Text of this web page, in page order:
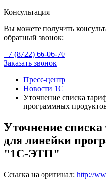
Консультация
Вы можете получить
обратный звонок:
+7 (8722) 66-06-70
Заказать звонок
Пресс-центр
Новости 1С
Уточнение списка
программных
Уточнение
для линейки
"1С-ЭТП"
Ссылка на оригинал: http://